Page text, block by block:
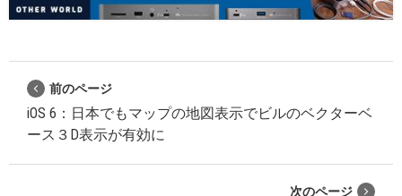
前のページ
iOS 6：日本でもマップの地図表示でビルのベクターベ
ース３D表示が有効に
次のページ